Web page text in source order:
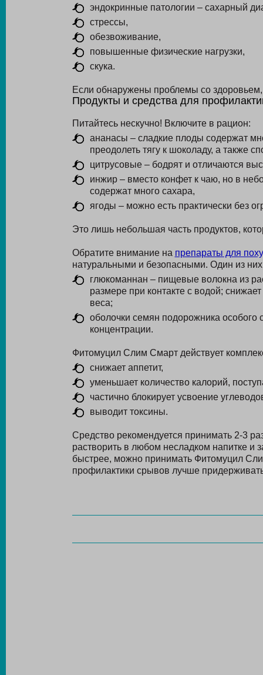
эндокринные патологии – сахарный
стрессы,
обезвоживание,
повышенные физические нагрузки,
скука.
Если обнаружены проблемы со
Продукты и средства для
Питайтесь нескучно! Включите в рацион:
ананасы – сладкие плоды содержат
преодолеть тягу к шоколаду, а также
цитрусовые – бодрят и отличаются
инжир – вместо конфет к чаю, но в
содержат много сахара,
ягоды – можно есть практически без
Это лишь небольшая часть продуктов,
Обратите внимание на препараты для
натуральными и безопасными. Один из
глюкоманнан – пищевые волокна из
размере при контакте с водой;
веса;
оболочки семян подорожника
концентрации.
Фитомуцил Слим Смарт действует
снижает аппетит,
уменьшает количество калорий,
частично блокирует усвоение
выводит токсины.
Средство рекомендуется принимать 2-3
растворить в любом несладком напитке и
быстрее, можно принимать Фитомуцил
профилактики срывов лучше